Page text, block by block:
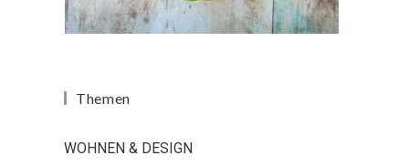
Themen
WOHNEN & DESIGN